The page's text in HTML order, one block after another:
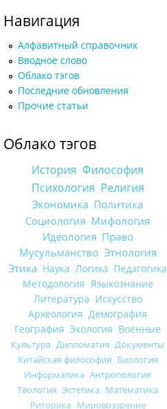
Навигация
Алфавитный справочник
Вводное слово
Облако тэгов
Последние обновления
Прочие статьи
Облако тэгов
История Философия
Психология Религия
Экономика Политика
Социология Мифология
Идеология Право
Мусульманство Этнология
Этика Наука Логика Педагогика
Методология Языкознание
Литература Искусство
Археология Демография
География Экология Военные
Культура Дипломатия Документы
Китайская философия Биология
Информатика Антропология
Теология Эстетика Математика
Риторика Мировоззрение